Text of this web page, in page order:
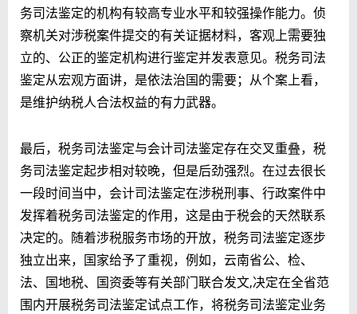
务司法鉴定的机构有较高专业水平和较强操作能力。侦
察机关对涉税案件提交的有关证据材料，客观上需要独
立的、公正的鉴定机构进行鉴定并发表意见。税务司法
鉴定从宏观方面讲，是依法治国的需要；从个案上看，
是维护纳税人合法权益的有力武器。
最后，税务司法鉴定与会计司法鉴定存在交叉重叠，税
务司法鉴定起步相对较晚，但是后劲强烈。在过去很长
一段时间当中，会计司法鉴定在涉税刑事、行政案件中
发挥着税务司法鉴定的作用，这是由于税会的天然联系
决定的。随着涉税服务市场的开放，税务司法鉴定逐步
独立出来，国家给予了重视，例如，云南省公、检、
法、国地税、国资委等有关部门联合发文,决定在全省范
围内开展税务司法鉴定试点工作，将税务司法鉴定业务